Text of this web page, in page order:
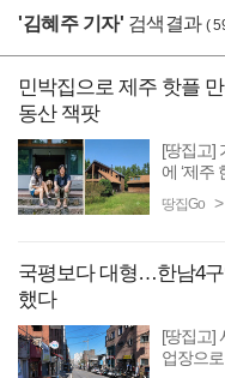
영
동)
'김혜주 기자' 검색결과 (
민박집으로 제주 핫플
동산 잭팟
[땅집고]
에 ‘제주
해 문제
땅집Go >
국평보다 대형…한남4
했다
[땅집고]
업장으